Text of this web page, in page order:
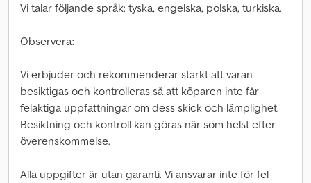
Vi talar följande språk: tyska, engelska, polska, turkiska.
Observera:
Vi erbjuder och rekommenderar starkt att varan
besiktigas och kontrolleras så att köparen inte får
felaktiga uppfattningar om dess skick och lämplighet.
Besiktning och kontroll kan göras när som helst efter
överenskommelse.
Alla uppgifter är utan garanti. Vi ansvarar inte för fel